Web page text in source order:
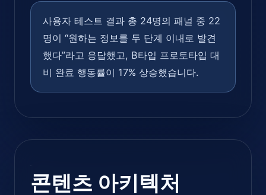
사용자 테스트 결과 총 24명의 패널 중 22
명이 “원하는 정보를 두 단계 이내로 발견
했다”라고 응답했고, B타입 프로토타입 대
비 완료 행동률이 17% 상승했습니다.
콘텐츠 아키텍처